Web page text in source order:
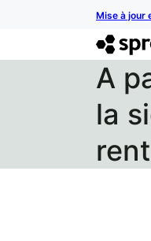
Mise à jour
A
la